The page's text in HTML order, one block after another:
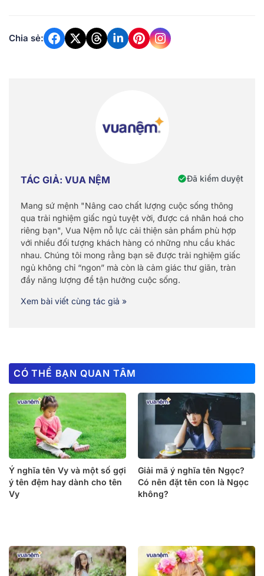
Chia sẻ:
TÁC GIẢ: VUA NỆM Đã kiểm duyệt
Mang sứ mệnh "Nâng cao chất lượng cuộc sống thông
qua trải nghiệm giấc ngủ tuyệt vời, được cá nhân hoá cho
riêng bạn", Vua Nệm nỗ lực cải thiện sản phẩm phù hợp
với nhiều đối tượng khách hàng có những nhu cầu khác
nhau. Chúng tôi mong rằng bạn sẽ được trải nghiệm giấc
ngủ không chỉ “ngon” mà còn là cảm giác thư giãn, tràn
đầy năng lượng để tận hưởng cuộc sống.
Xem bài viết cùng tác giả »
CÓ THỂ BẠN QUAN TÂM
Ý nghĩa tên Vy và một số gợi
ý tên đệm hay dành cho tên
Vy
Giải mã ý nghĩa tên Ngọc?
Có nên đặt tên con là Ngọc
không?